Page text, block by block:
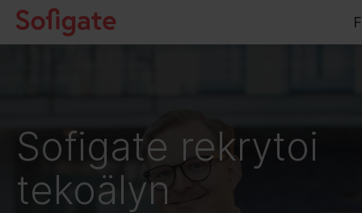
Hyppää
sisältöön
Sofigate rekrytoi
tekoälyn